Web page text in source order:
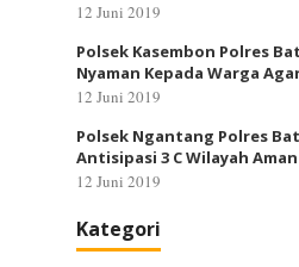
12 Juni 2019
Polsek Kasembon Polres
Nyaman Kepada Warga
12 Juni 2019
Polsek Ngantang Polres
Antisipasi 3 C Wilayah
12 Juni 2019
Kategori